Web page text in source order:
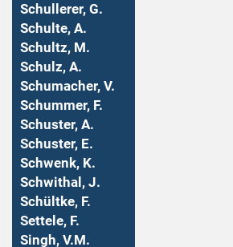
Schullerer, G.
Schulte, A.
Schultz, M.
Schulz, A.
Schumacher, V.
Schummer, F.
Schuster, A.
Schuster, E.
Schwenk, K.
Schwithal, J.
Schültke, F.
Settele, F.
Singh, V.M.